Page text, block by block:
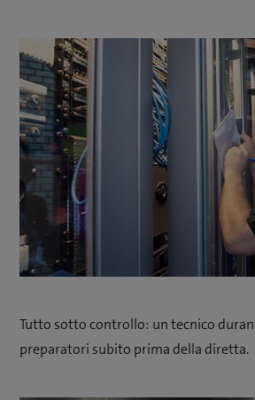
Tutto sotto controllo: un tecnico
preparatori subito prima della diretta.